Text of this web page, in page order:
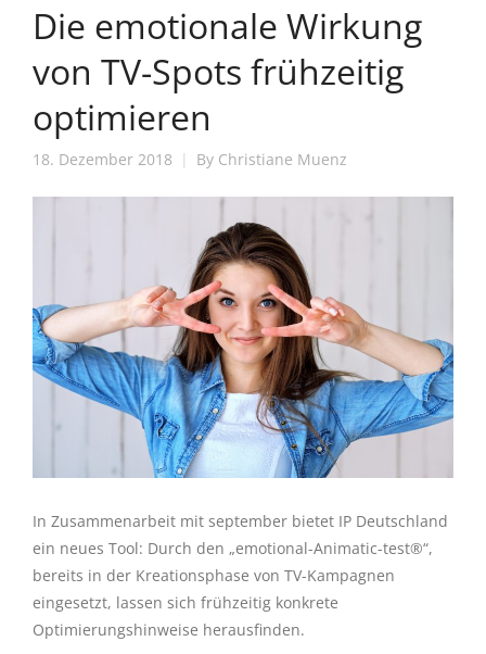
Die emotionale Wirkung
von TV-Spots frühzeitig
optimieren
18. Dezember 2018 By Christiane Muenz
In Zusammenarbeit mit september bietet IP Deutschland
ein neues Tool: Durch den „emotional-Animatic-test®“,
bereits in der Kreationsphase von TV-Kampagnen
eingesetzt, lassen sich frühzeitig konkrete
Optimierungshinweise herausfinden.